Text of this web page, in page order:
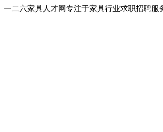
一二六家具人才网专注于家具行业求职招聘服